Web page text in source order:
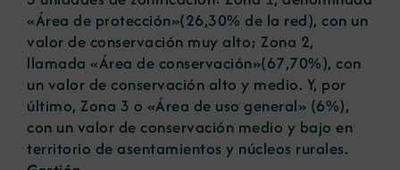
«Área de protección»(26,30% de la red), con un
valor de conservación muy alto; Zona 2,
llamada «Área de conservación»(67,70%), con
un valor de conservación alto y medio. Y, por
último, Zona 3 o «Área de uso general» (6%),
con un valor de conservación medio y bajo en
territorio de asentamientos y núcleos rurales.